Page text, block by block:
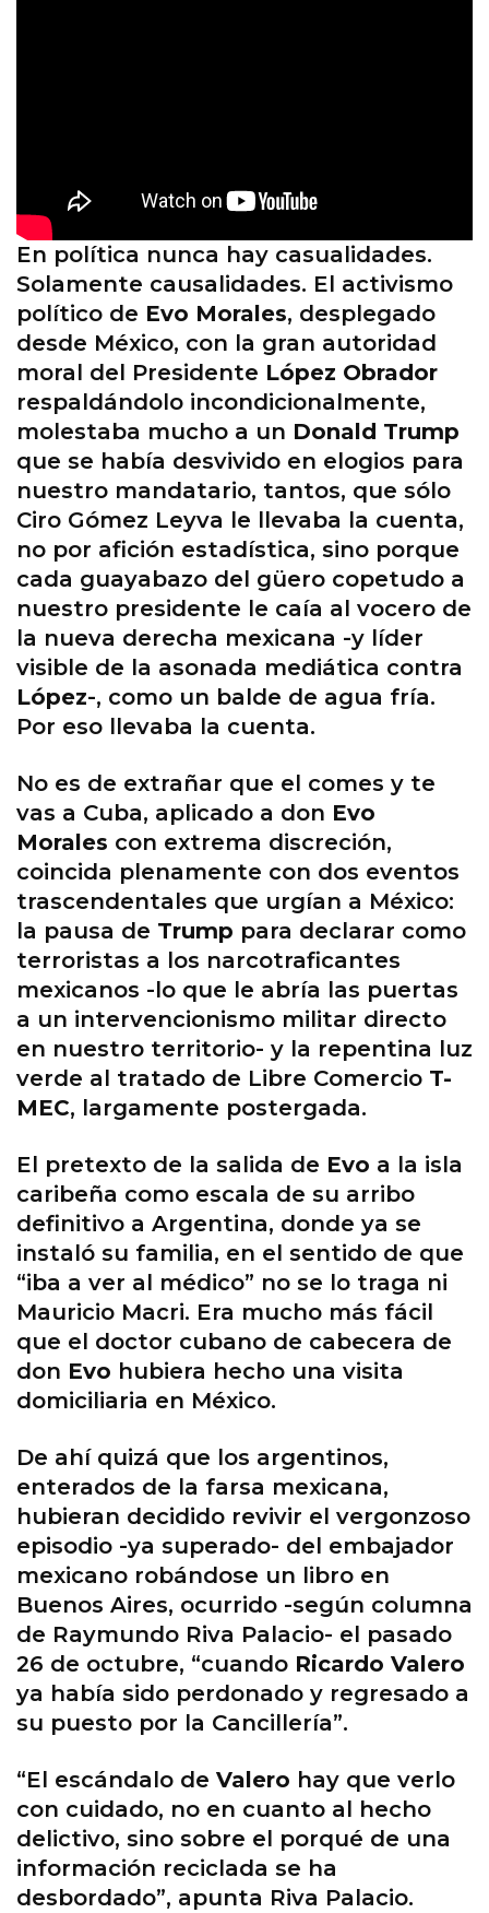
En política nunca hay casualidades.
Solamente causalidades. El activismo
político de Evo Morales, desplegado
desde México, con la gran autoridad
moral del Presidente López Obrador
respaldándolo incondicionalmente,
molestaba mucho a un Donald Trump
que se había desvivido en elogios para
nuestro mandatario, tantos, que sólo
Ciro Gómez Leyva le llevaba la cuenta,
no por afición estadística, sino porque
cada guayabazo del güero copetudo a
nuestro presidente le caía al vocero de
la nueva derecha mexicana -y líder
visible de la asonada mediática contra
López-, como un balde de agua fría.
Por eso llevaba la cuenta.
No es de extrañar que el comes y te
vas a Cuba, aplicado a don Evo
Morales con extrema discreción,
coincida plenamente con dos eventos
trascendentales que urgían a México:
la pausa de Trump para declarar como
terroristas a los narcotraficantes
mexicanos -lo que le abría las puertas
a un intervencionismo militar directo
en nuestro territorio- y la repentina luz
verde al tratado de Libre Comercio T-
MEC, largamente postergada.
El pretexto de la salida de Evo a la isla
caribeña como escala de su arribo
definitivo a Argentina, donde ya se
instaló su familia, en el sentido de que
“iba a ver al médico” no se lo traga ni
Mauricio Macri. Era mucho más fácil
que el doctor cubano de cabecera de
don Evo hubiera hecho una visita
domiciliaria en México.
De ahí quizá que los argentinos,
enterados de la farsa mexicana,
hubieran decidido revivir el vergonzoso
episodio -ya superado- del embajador
mexicano robándose un libro en
Buenos Aires, ocurrido -según columna
de Raymundo Riva Palacio- el pasado
26 de octubre, “cuando Ricardo Valero
ya había sido perdonado y regresado a
su puesto por la Cancillería”.
“El escándalo de Valero hay que verlo
con cuidado, no en cuanto al hecho
delictivo, sino sobre el porqué de una
información reciclada se ha
desbordado”, apunta Riva Palacio.